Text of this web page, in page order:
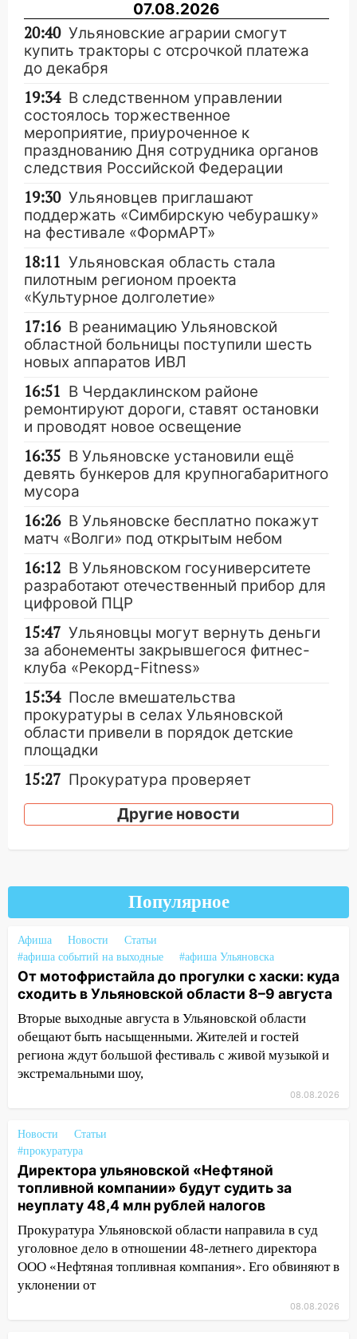
07.08.2026
20:40 Ульяновские аграрии смогут
купить тракторы с отсрочкой платежа
до декабря
19:34 В следственном управлении
состоялось торжественное
мероприятие, приуроченное к
празднованию Дня сотрудника органов
следствия Российской Федерации
19:30 Ульяновцев приглашают
поддержать «Симбирскую чебурашку»
на фестивале «ФормАРТ»
18:11 Ульяновская область стала
пилотным регионом проекта
«Культурное долголетие»
17:16 В реанимацию Ульяновской
областной больницы поступили шесть
новых аппаратов ИВЛ
16:51 В Чердаклинском районе
ремонтируют дороги, ставят остановки
и проводят новое освещение
16:35 В Ульяновске установили ещё
девять бункеров для крупногабаритного
мусора
16:26 В Ульяновске бесплатно покажут
матч «Волги» под открытым небом
16:12 В Ульяновском госуниверситете
разработают отечественный прибор для
цифровой ПЦР
15:47 Ульяновцы могут вернуть деньги
за абонементы закрывшегося фитнес-
клуба «Рекорд-Fitness»
15:34 После вмешательства
прокуратуры в селах Ульяновской
области привели в порядок детские
площадки
15:27 Прокуратура проверяет
15:08 В Кузоватово после прокурорской
14:40 На проспекте Гая в Ульяновске
запретили остановку автомобилей на
14:22 В Новом городе 8 августа пройдет
большой фестиваль «Наше время» с
мотофристайлом и концертом
14:04 Жару смоет ливнями: прогноз
погоды в Ульяновской области на
выходные 8-9 августа
пассажира»
13:20 В Ульяновске за один день
обокрали женщину на пляже и
подростка в сквере
13:01 В Димитровграде мужчина
выбросил из машины страйкбольную
гранату: его задержали
надвигается сильнейшая непогода: град
Другие новости
Популярное
Афиша Новости
Статьи
#афиша событий на выходные
#афиша Ульяновска
От мотофристайла до прогулки с хаски: куда
сходить в Ульяновской области 8–9 августа
Вторые выходные августа в Ульяновской области
обещают быть насыщенными. Жителей и гостей
региона ждут большой фестиваль с живой музыкой и
экстремальными шоу,
08.08.2026
Новости
Статьи
#прокуратура
Директора ульяновской «Нефтяной
топливной компании» будут судить за
неуплату 48,4 млн рублей налогов
Прокуратура Ульяновской области направила в суд
уголовное дело в отношении 48-летнего директора
ООО «Нефтяная топливная компания». Его обвиняют в
уклонении от
08.08.2026